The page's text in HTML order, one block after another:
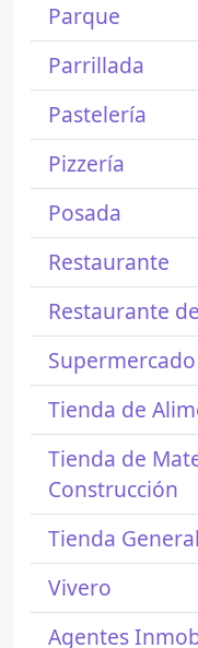
Parque
Parrillada
Pastelería
Pizzería
Posada
Restaurante
Restaurante
Supermercado
Tienda de
Tienda de
Construcción
Tienda General
Vivero
Agentes